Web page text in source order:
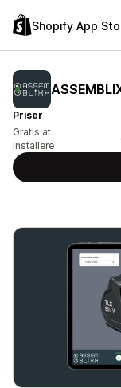
Shopify App
Priser
Gratis at
installere